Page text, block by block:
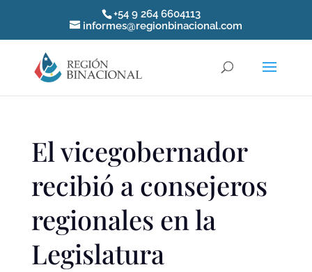
+54 9 264 6604113
informes@regionbinacional.com
El vicegobernador
recibió a consejeros
regionales en la
Legislatura